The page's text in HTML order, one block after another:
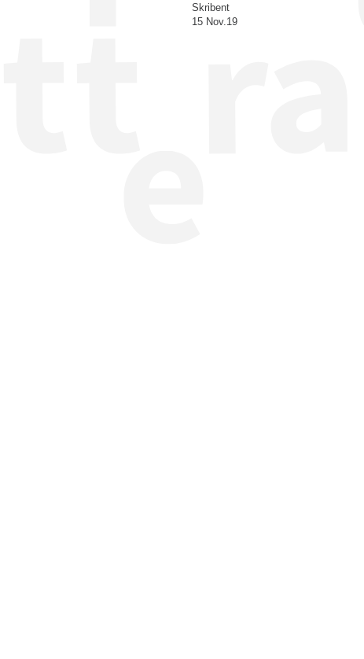
Skribent
15 Nov.19